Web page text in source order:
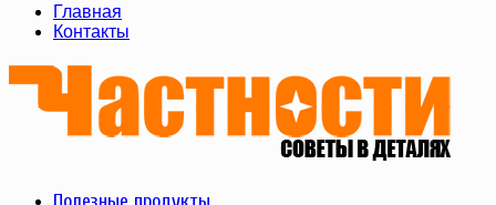
Главная
Контакты